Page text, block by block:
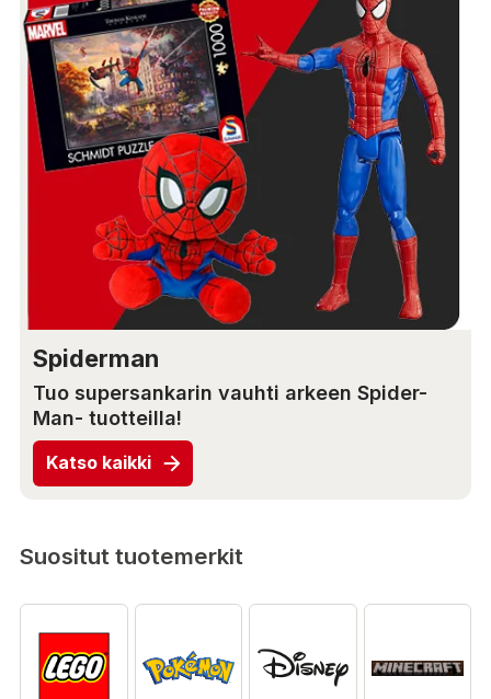
Spiderman
Tuo supersankarin vauhti arkeen Spider-
Man- tuotteilla!
Katso kaikki
Suositut tuotemerkit